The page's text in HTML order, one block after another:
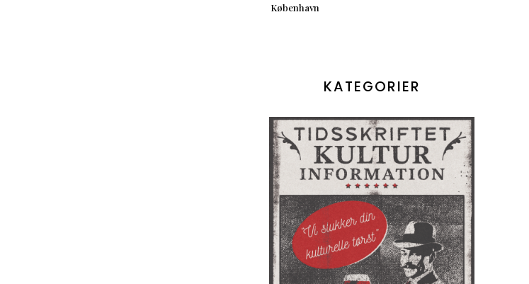
København
KATEGORIER